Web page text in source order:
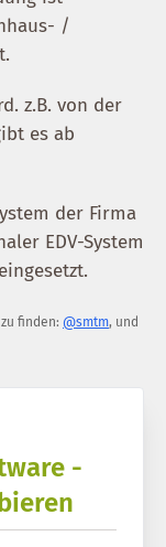
/
z.B. von der
es ab
der Firma
EDV-System
finden: @smtm, und
-